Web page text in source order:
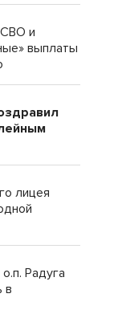
СВО и
выплаты
лицея
Радуга
в